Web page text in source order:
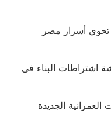
بـ2020 .. كنوز تحوي أسرار مصر
اشتراطات البناء فى
الجديدة